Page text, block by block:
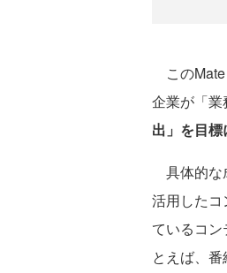
このMate
企業が「業
出」を目
具体的な
活用した
ているコ
とえば、